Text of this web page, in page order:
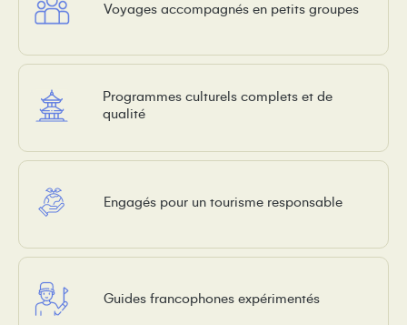
Voyages accompagnés en petits groupes
Programmes culturels complets et de
qualité
Engagés pour un tourisme responsable
Guides francophones expérimentés